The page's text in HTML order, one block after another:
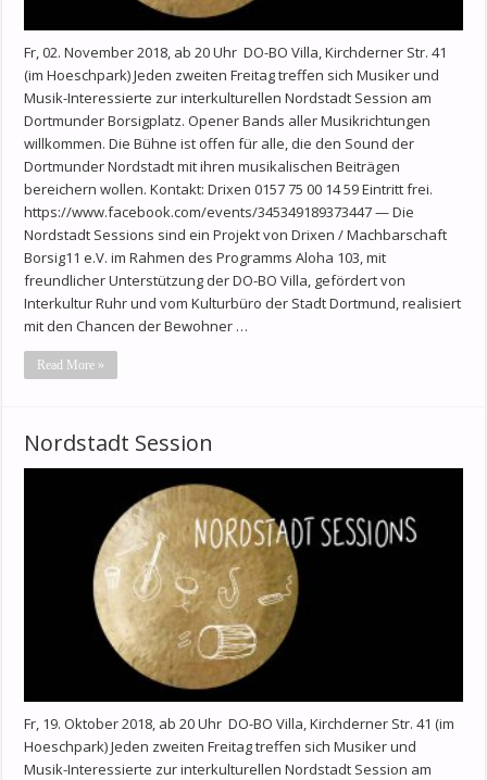
Fr, 02. November 2018, ab 20 Uhr DO-BO Villa, Kirchderner Str. 41
(im Hoeschpark) Jeden zweiten Freitag treffen sich Musiker und
Musik-Interessierte zur interkulturellen Nordstadt Session am
Dortmunder Borsigplatz. Opener Bands aller Musikrichtungen
willkommen. Die Bühne ist offen für alle, die den Sound der
Dortmunder Nordstadt mit ihren musikalischen Beiträgen
bereichern wollen. Kontakt: Drixen 0157 75 00 14 59 Eintritt frei.
https://www.facebook.com/events/345349189373447 — Die
Nordstadt Sessions sind ein Projekt von Drixen / Machbarschaft
Borsig11 e.V. im Rahmen des Programms Aloha 103, mit
freundlicher Unterstützung der DO-BO Villa, gefördert von
Interkultur Ruhr und vom Kulturbüro der Stadt Dortmund, realisiert
mit den Chancen der Bewohner …
Read More »
Nordstadt Session
Fr, 19. Oktober 2018, ab 20 Uhr DO-BO Villa, Kirchderner Str. 41 (im
Hoeschpark) Jeden zweiten Freitag treffen sich Musiker und
Musik-Interessierte zur interkulturellen Nordstadt Session am